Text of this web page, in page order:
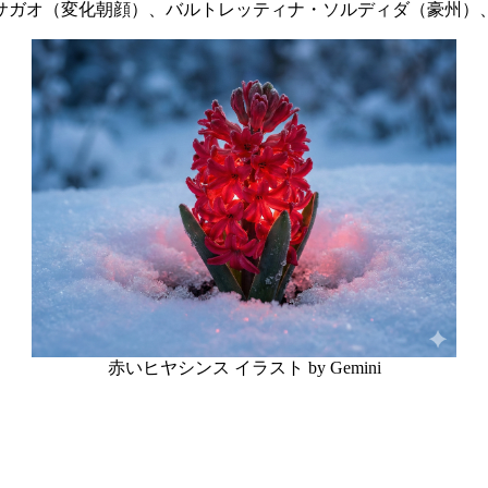
ガオ（変化朝顔）、バルトレッティナ・ソルディダ（豪州）
赤いヒヤシンス イラスト by Gemini